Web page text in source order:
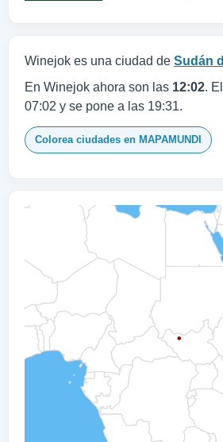
Winejok es una ciudad de Sudán
En Winejok ahora son las 12:02.
07:02 y se pone a las 19:31.
Colorea ciudades en MAPAMUNDI